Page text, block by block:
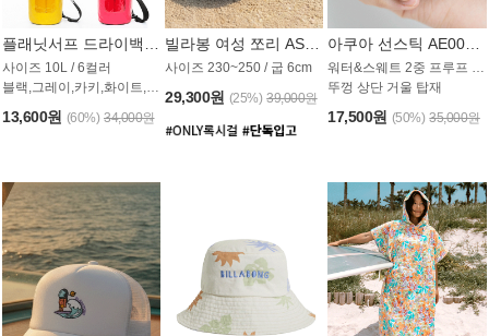
사이즈 10L / 6컬러
블랙,그레이,카키,화이트,옐로우,핑크
13,600원 (60%) 34,000원
사이즈 230~250 / 굽 6cm
29,300원 (25%) 39,000원
워터&스웨트 2중 프루프 / SPF 50+
뚜껑 상단 거울 탑재
17,500원 (50%) 35,000원